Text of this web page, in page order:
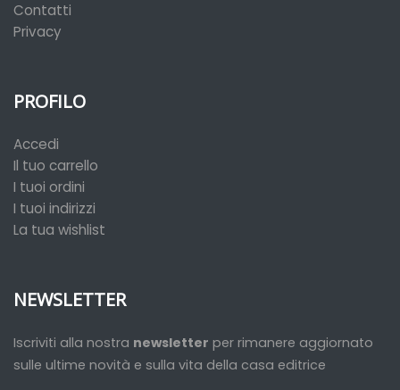
Contatti
Privacy
PROFILO
Accedi
Il tuo carrello
I tuoi ordini
I tuoi indirizzi
La tua wishlist
NEWSLETTER
Iscriviti alla nostra newsletter per rimanere aggiornato
sulle ultime novità e sulla vita della casa editrice